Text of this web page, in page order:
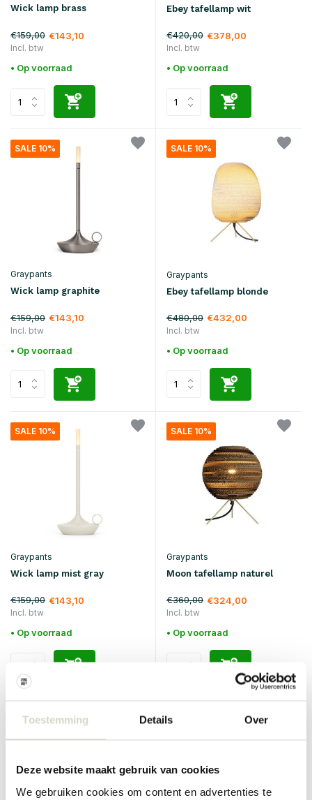
Toestemming Details Over
Deze website maakt gebruik van cookies
We gebruiken cookies om content en advertenties te
Wick lamp brass
€159,00 €143,10
Incl. btw
• Op voorraad
Ebey tafellamp wit
€420,00 €378,00
Incl. btw
• Op voorraad
SALE 10%
Graypants
Wick lamp graphite
€159,00 €143,10
Incl. btw
• Op voorraad
SALE 10%
Graypants
Ebey tafellamp blonde
€480,00 €432,00
Incl. btw
• Op voorraad
SALE 10%
Graypants
Wick lamp mist gray
€159,00 €143,10
Incl. btw
• Op voorraad
SALE 10%
Graypants
Moon tafellamp naturel
€360,00 €324,00
Incl. btw
• Op voorraad
SALE 10%